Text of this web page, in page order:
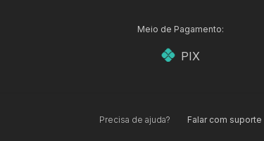
Meio de Pagamento:
PIX
Precisa de ajuda? Falar com suporte